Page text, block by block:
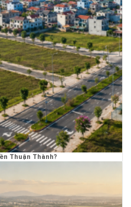
Thuận Thành?